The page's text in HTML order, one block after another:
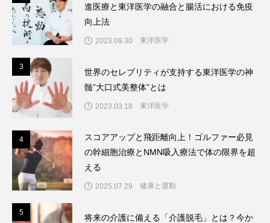
進医療と東洋医学の融合と腸活における免疫
向上法
2023.09.30 東洋医学
3
世界のセレブリティが支持する東洋医学の神
髄”大口式美整体”とは
2023.03.18 東洋医学
4
スコアアップと飛距離向上！ゴルファー必見
の幹細胞治療とNMN吸入療法で体の限界を超
える
2025.07.29 健康と運動
5
将来の介護に備える「介護脱毛」とは？今か